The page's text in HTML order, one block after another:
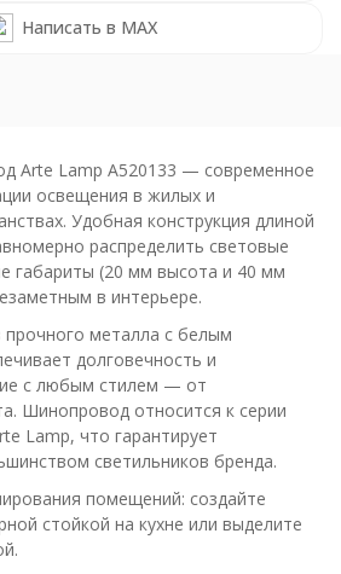
Написать в MAX
Arte Lamp A520133 — современное
освещения в жилых и
Удобная конструкция длиной
распределить световые
габариты (20 мм высота и 40 мм
в интерьере.
металла с белым
долговечность и
с любым стилем — от
Шинопровод относится к серии
Lamp, что гарантирует
светильников бренда.
помещений: создайте
стойкой на кухне или выделите